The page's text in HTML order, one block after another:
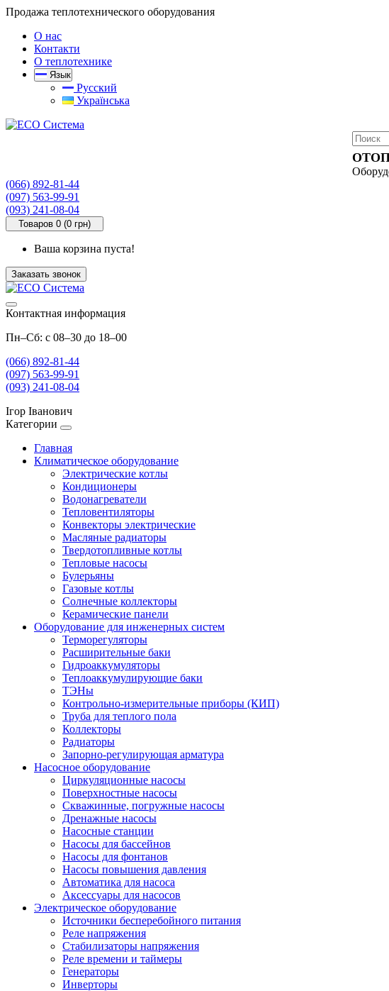
Продажа теплотехнического оборудования
О нас
Контакти
О теплотехнике
Язык
Русский
Українська
(066) 892-81-44
(097) 563-99-91
(093) 241-08-04
Товаров 0 (0 грн)
Ваша корзина пуста!
Заказать звонок
Контактная информация
Пн–Сб: с 08–30 до 18–00
(066) 892-81-44
(097) 563-99-91
(093) 241-08-04
Ігор Іванович
Категории
Главная
Климатическое оборудование
Электрические котлы
Кондиционеры
Водонагреватели
Тепловентиляторы
Конвекторы электрические
Масляные радиаторы
Твердотопливные котлы
Тепловые насосы
Булерьяны
Газовые котлы
Солнечные коллекторы
Керамические панели
Оборудование для инженерных систем
Терморегуляторы
Расширительные баки
Гидроаккумуляторы
Теплоаккумулирующие баки
ТЭНы
Контрольно-измерительные приборы (КИП)
Труба для теплого пола
Коллекторы
Радиаторы
Запорно-регулирующая арматура
Насосное оборудование
Циркуляционные насосы
Поверхностные насосы
Скважинные, погружные насосы
Дренажные насосы
Насосные станции
Насосы для бассейнов
Насосы для фонтанов
Насосы повышения давления
Автоматика для насоса
Аксессуары для насосов
Электрическое оборудование
Источники бесперебойного питания
Реле напряжения
Стабилизаторы напряжения
Реле времени и таймеры
Генераторы
Инверторы